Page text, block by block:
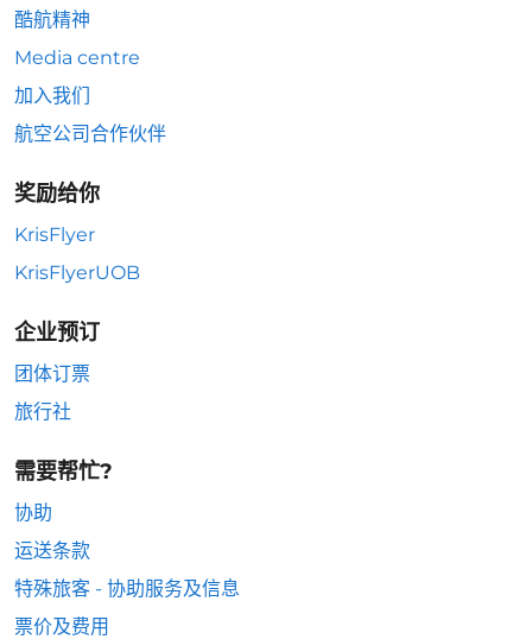
酷航精神
Media centre
加入我们
航空公司合作伙伴
奖励给你
KrisFlyer
KrisFlyerUOB
企业预订
团体订票
旅行社
需要帮忙?
协助
运送条款
特殊旅客 - 协助服务及信息
票价及费用